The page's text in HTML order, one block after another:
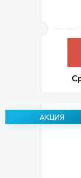
АКЦИЯ